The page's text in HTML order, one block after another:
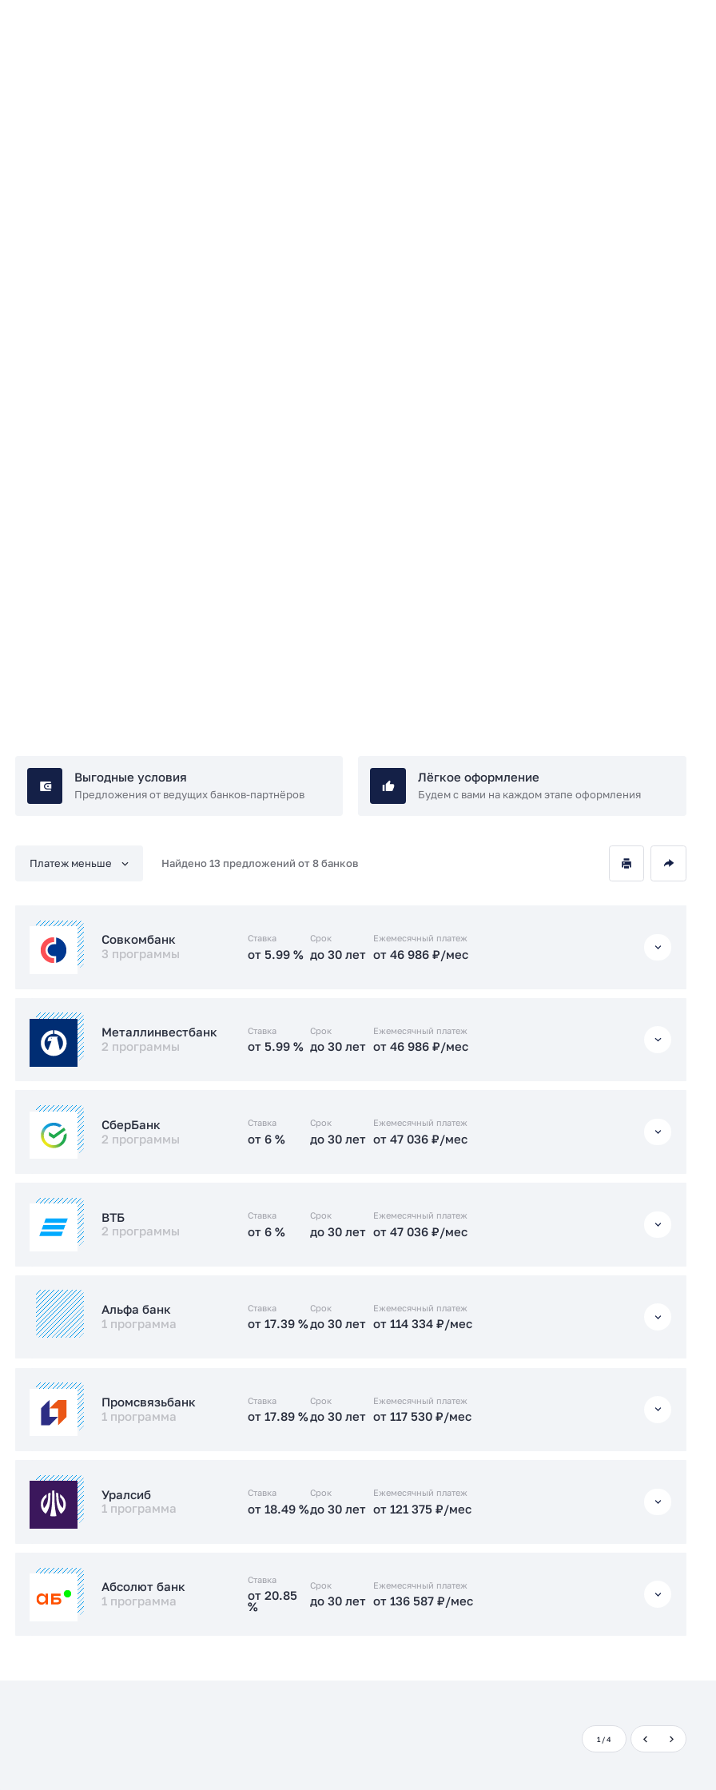
Выгодные условия
Предложения от ведущих банков-партнёров
Лёгкое оформление
Будем с вами на каждом этапе оформления
Найдено 13 предложений от 8 банков
Совкомбанк
3 программы
Ставка
от 5.99 %
Срок
до 30 лет
Ежемесячный платеж
от 46 986 ₽/мес
Семейная
IT-ипотека
Металлинвестбанк
2 программы
Ставка
от 5.99 %
Срок
до 30 лет
Ежемесячный платеж
от 46 986 ₽/мес
IT-ипотека
Стандартная
СберБанк
2 программы
Ставка
от 6 %
Срок
до 30 лет
Ежемесячный платеж
от 47 036 ₽/мес
IT-ипотека
Стандартная
ВТБ
2 программы
Ставка
от 6 %
Срок
до 30 лет
Ежемесячный платеж
от 47 036 ₽/мес
IT-ипотека
Стандартная
Альфа банк
1 программа
Ставка
от 17.39 %
Срок
до 30 лет
Ежемесячный платеж
от 114 334 ₽/мес
Стандартная
Промсвязьбанк
1 программа
Ставка
от 17.89 %
Срок
до 30 лет
Ежемесячный платеж
от 117 530 ₽/мес
Стандартная
Уралсиб
1 программа
Ставка
от 18.49 %
Срок
до 30 лет
Ежемесячный платеж
от 121 375 ₽/мес
Стандартная
Абсолют банк
1 программа
Ставка
от 20.85
%
Срок
до 30 лет
Ежемесячный платеж
от 136 587 ₽/мес
Подать заявку застройщику 1 /4